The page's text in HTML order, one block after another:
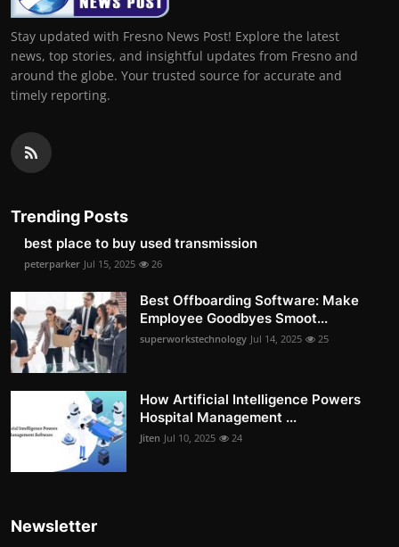
Stay updated with Fresno News Post! Explore the latest
news, top stories, and insightful updates from Fresno and
around the globe. Your trusted source for accurate and
timely reporting.
Trending Posts
best place to buy used transmission
peterparker Jul 15, 2025 26
Best Offboarding Software: Make
Employee Goodbyes Smoot...
superworkstechnology Jul 14, 2025 25
How Artificial Intelligence Powers
Hospital Management ...
Jiten Jul 10, 2025 24
Newsletter